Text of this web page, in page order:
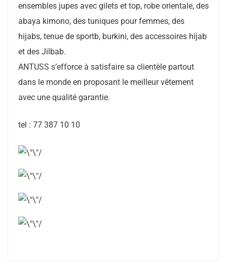
ensembles jupes avec gilets et top, robe orientale, des
abaya kimono, des tuniques pour femmes, des
hijabs, tenue de sportb, burkini, des accessoires hijab
et des Jilbab.
ANTUSS s’efforce à satisfaire sa clientèle partout
dans le monde en proposant le meilleur vêtement
avec une qualité garantie.
tel : 77 387 10 10